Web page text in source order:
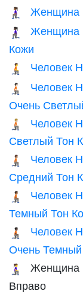
🧎🏾‍♀️ Женщина
🧎🏿‍♀️
Женщина
Кожи
🧎‍➡️ Человек
🧎🏻‍➡️
Человек
Очень
🧎🏼‍➡️
Человек
Светлый Тон
🧎🏽‍➡️
Человек
Средний Тон
🧎🏾‍➡️
Человек
Темный Тон
🧎🏿‍➡️
Человек
Очень
🧎‍♀️‍➡️
Женщина
Вправо